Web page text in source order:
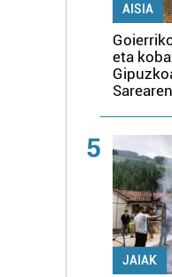
AISIA
eta
5
JAIAK